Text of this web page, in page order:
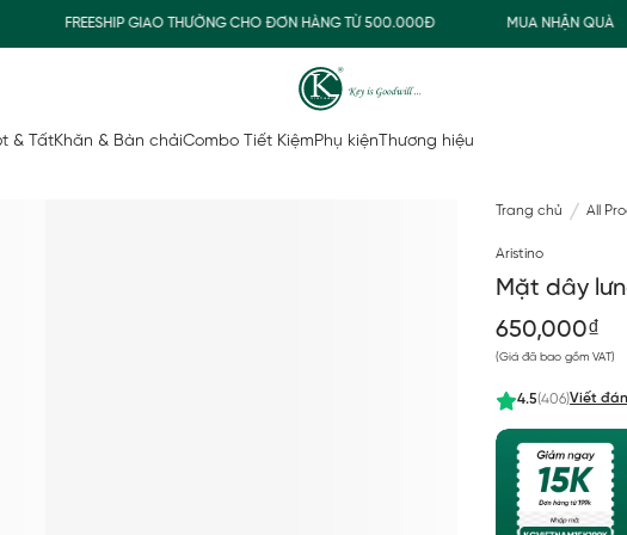
FREESHIP GIAO THƯỜNG CHO ĐƠN HÀNG TỪ 500.000Đ MUA NHẬN QUÀ
& TấtKhăn & Bàn chảiCombo Tiết KiệmPhụ kiện Thương hiệu
Trang chủ All
Aristino
Mặt dây
650,000₫
(Giá đã bao gồm VAT)
4.5(406)Viết